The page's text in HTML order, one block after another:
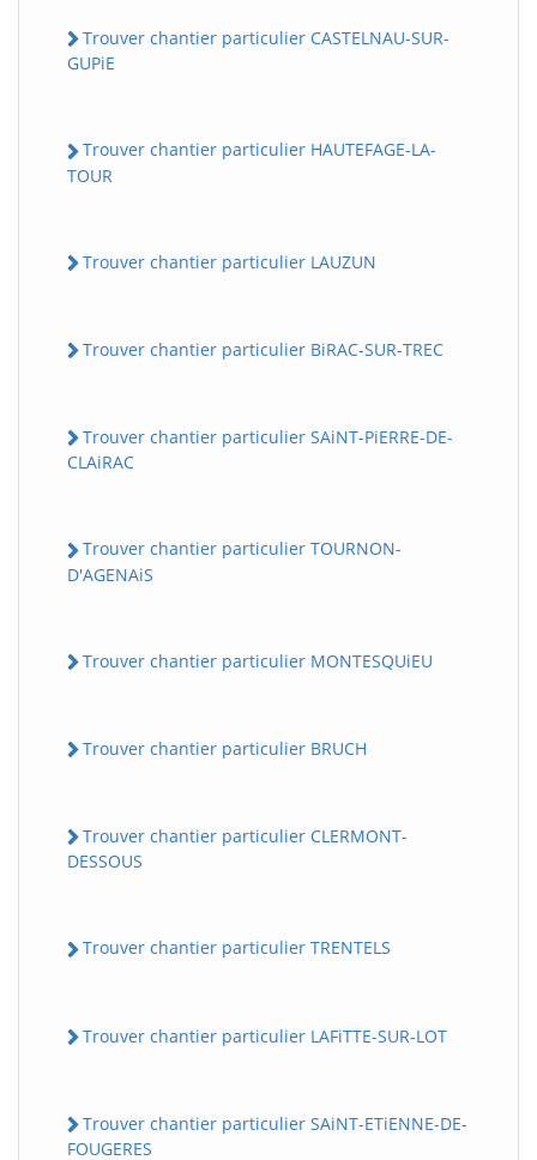
Trouver chantier particulier CASTELNAU-SUR-
GUPiE
Trouver chantier particulier HAUTEFAGE-LA-
TOUR
Trouver chantier particulier LAUZUN
Trouver chantier particulier BiRAC-SUR-TREC
Trouver chantier particulier SAiNT-PiERRE-DE-
CLAiRAC
Trouver chantier particulier TOURNON-
D'AGENAiS
Trouver chantier particulier MONTESQUiEU
Trouver chantier particulier BRUCH
Trouver chantier particulier CLERMONT-
DESSOUS
Trouver chantier particulier TRENTELS
Trouver chantier particulier LAFiTTE-SUR-LOT
Trouver chantier particulier SAiNT-ETiENNE-DE-
FOUGERES